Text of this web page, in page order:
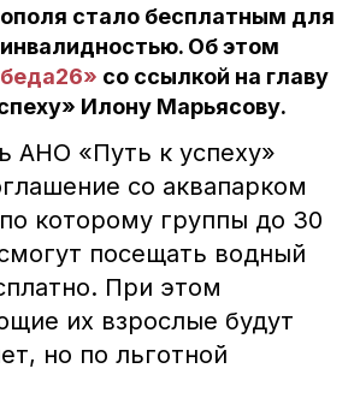
стало бесплатным для
Об этом
со ссылкой на главу
Илону Марьясову.
АНО «Путь к успеху»
со аквапарком
которому группы до 30
посещать водный
При этом
их взрослые будут
но по льготной